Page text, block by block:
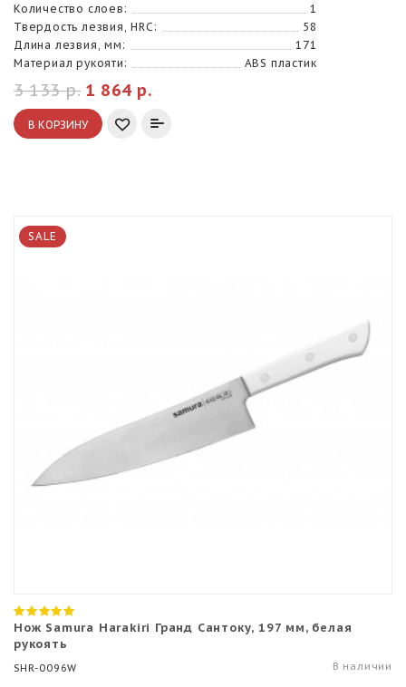
Количество слоев:
1
Твердость лезвия, HRC:
58
Длина лезвия, мм:
171
Материал рукояти:
ABS пластик
1 864 р.
3 133 р.
В КОРЗИНУ
SALE
Нож Samura Harakiri Гранд Сантоку, 197 мм, белая
рукоять
SHR-0096W В наличии